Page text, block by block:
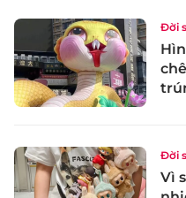
Đời
Đời
Vì